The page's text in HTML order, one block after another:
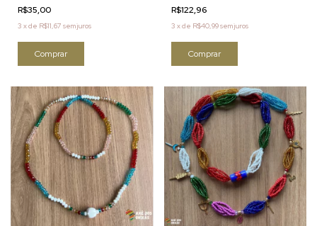
R$35,00
3 xde R$11,67 sem juros
R$122,96
3 xde R$40,99sem juros
Comprar